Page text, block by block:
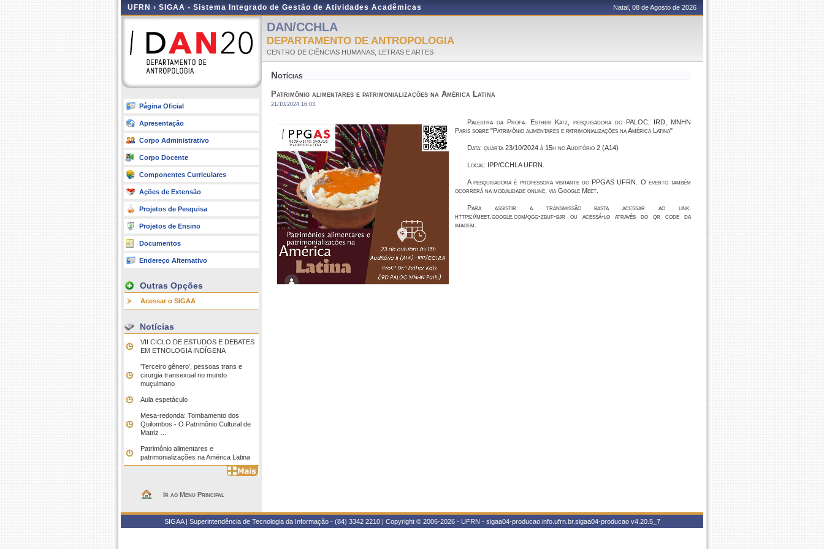
UFRN › SIGAA - Sistema Integrado de Gestão de Atividades Acadêmicas Natal, 08 de Agosto de 2026
Página Oficial
Apresentação
Corpo Administrativo
Corpo Docente
Componentes Curriculares
Ações de Extensão
Projetos de Pesquisa
Projetos de Ensino
Documentos
Endereço Alternativo
Outras Opções
Acessar o SIGAA
Notícias
VII CICLO DE ESTUDOS E DEBATES
EM ETNOLOGIA INDÍGENA
'Terceiro gênero', pessoas trans e
cirurgia transexual no mundo
muçulmano
Aula espetáculo
Mesa-redonda: Tombamento dos
Quilombos - O Patrimônio Cultural de
Matriz ...
Patrimônio alimentares e
patrimonializações na América Latina
Ir ao Menu Principal
DAN/CCHLA
DEPARTAMENTO DE ANTROPOLOGIA
CENTRO DE CIÊNCIAS HUMANAS, LETRAS E ARTES
Notícias
Patrimônio alimentares e patrimonializações na América Latina
21/10/2024 16:03
Palestra da Profa. Esther Katz, pesquisadora do PALOC, IRD, MNHN
Paris sobre "Patrimônio alimentares e patrimonializações na América Latina"
Data: quarta 23/10/2024 à 15h no Auditório 2 (A14)
Local: IPP/CCHLA UFRN.
A pesquisadora é professora visitante do PPGAS UFRN. O evento também
ocorrerá na modalidade online, via Google Meet.
Para assistir a transmissão basta acessar ao link:
https://meet.google.com/qgg-zbuf-bjr ou acessá-lo através do qr code da
imagem.
SIGAA | Superintendência de Tecnologia da Informação - (84) 3342 2210 | Copyright © 2006-2026 - UFRN - sigaa04-producao.info.ufrn.br.sigaa04-producao v4.20.5_7